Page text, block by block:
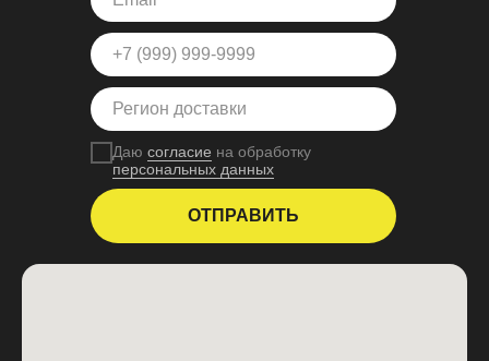
Даю согласие на обработку
персональных данных
ОТПРАВИТЬ